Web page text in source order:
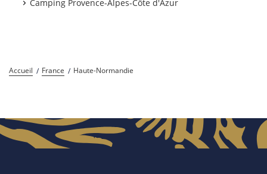
Camping Provence-Alpes-Côte d'Azur
Accueil France Haute-Normandie